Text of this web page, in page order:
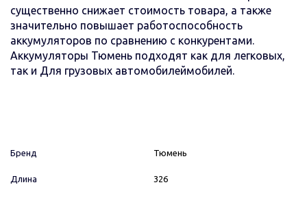
существенно снижает стоимость товара, а также
значительно повышает работоспособность
аккумуляторов по сравнению с конкурентами.
Аккумуляторы Тюмень подходят как для легковых,
так и Для грузовых автомобилеймобилей.
Бренд Тюмень
Длина 326